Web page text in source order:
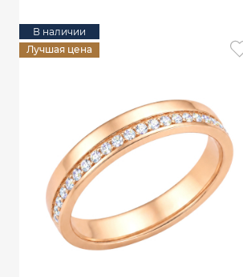
В наличии
Лучшая цена